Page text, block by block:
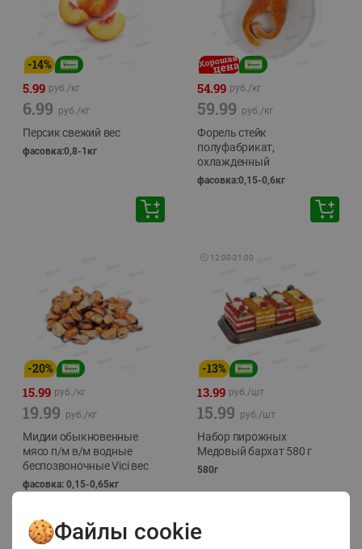
-14%
5.99 руб./кг
6.99 руб./кг
Персик свежий вес
фасовка:0,8-1кг
54.99 руб./кг
59.99 руб./кг
Форель стейк
полуфабрикат,
охлажденный
фасовка:0,15-0,6кг
-20%
15.99 руб./кг
19.99 руб./кг
Мидии обыкновенные
мясо п/м в/м водные
беспозвоночные Vici вес
фасовка: 0,15-0,65кг
🕘 12:00-21:00
-13%
13.99 руб./шт
15.99 руб./шт
Набор пирожных
Медовый бархат 580 г
580г
Файлы cookie